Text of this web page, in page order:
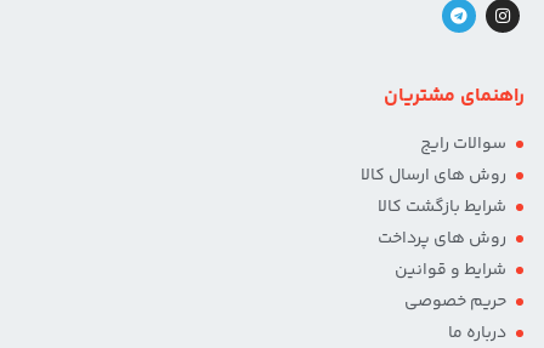
راهنمای مشتریان
سوالات رایج
روش های ارسال کالا
شرایط بازگشت کالا
روش های پرداخت
شرایط و قوانین
حریم خصوصی
درباره ما